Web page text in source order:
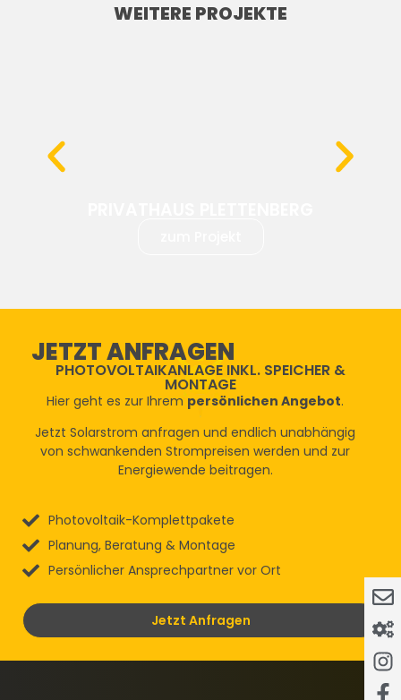
WEITERE PROJEKTE
JETZT ANFRAGEN
PHOTOVOLTAIKANLAGE INKL. SPEICHER &
MONTAGE
Hier geht es zur Ihrem persönlichen Angebot.
Jetzt Solarstrom anfragen und endlich unabhängig
von schwankenden Strompreisen werden und zur
Energiewende beitragen.
Photovoltaik-Komplettpakete
Planung, Beratung & Montage
Persönlicher Ansprechpartner vor Ort
Jetzt Anfragen